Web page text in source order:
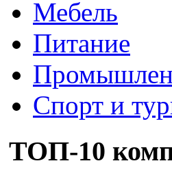
Мебель
Питание
Спорт и
ТОП-10